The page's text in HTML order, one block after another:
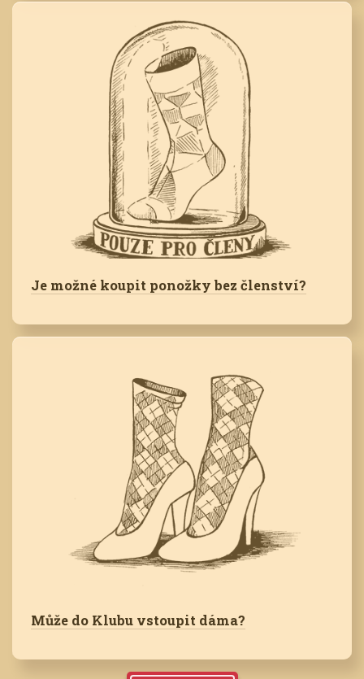
Je možné koupit ponožky bez členství?
Může do Klubu vstoupit dáma?